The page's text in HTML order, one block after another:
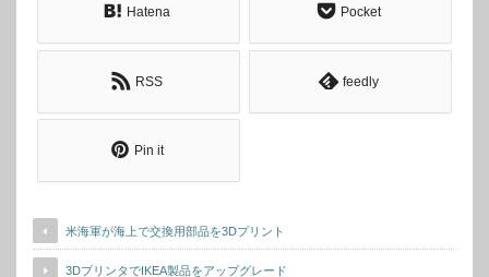
Hatena Pocket
RSS feedly
Pin it
米海軍が海上で交換用部品を3Dプリント
3DプリンタでIKEA製品をアップグレード